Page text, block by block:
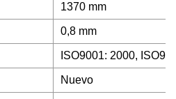
1370 mm
0,8 mm
ISO9001: 2000,
Nuevo